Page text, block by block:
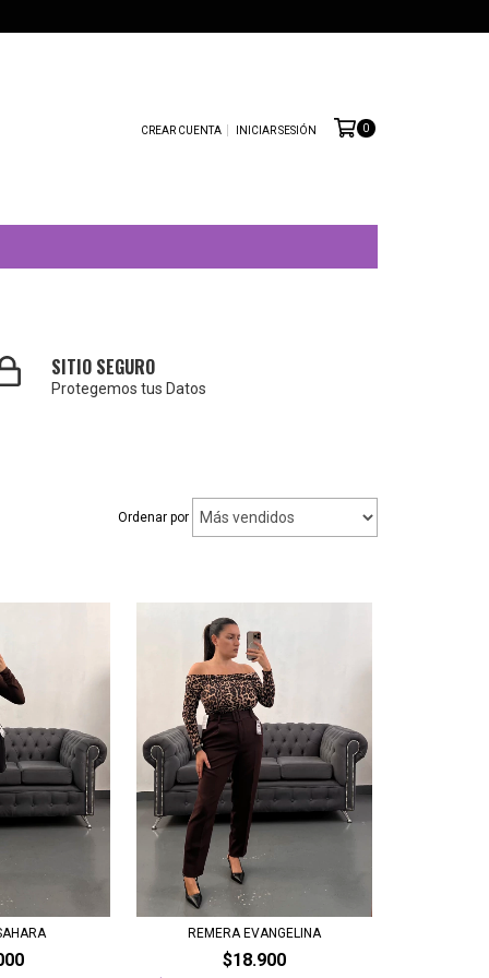
CREAR CUENTA INICIAR SESIÓN 0
SITIO SEGURO
Protegemos tus Datos
Ordenar por
REMERA EVANGELINA
$18.900